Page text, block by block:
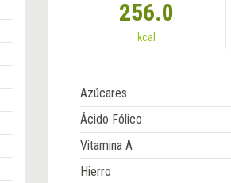
256.0
kcal
Azúcares
Ácido Fólico
Vitamina A
Hierro